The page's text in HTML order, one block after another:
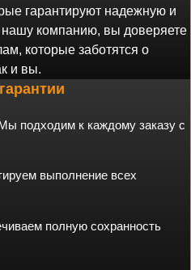
гарантируют надежную и
компанию, вы доверяете
которые заботятся о
и вы.
подходим к каждому заказу с
выполнение всех
полную сохранность